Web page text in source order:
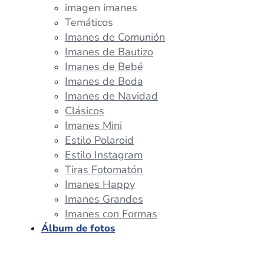
imagen imanes
Temáticos
Imanes de Comunión
Imanes de Bautizo
Imanes de Bebé
Imanes de Boda
Imanes de Navidad
Clásicos
Imanes Mini
Estilo Polaroid
Estilo Instagram
Tiras Fotomatón
Imanes Happy
Imanes Grandes
Imanes con Formas
Álbum de fotos